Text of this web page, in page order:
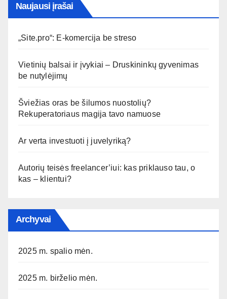
Naujausi įrašai
„Site.pro“: E-komercija be streso
Vietinių balsai ir įvykiai – Druskininkų gyvenimas
be nutylėjimų
Šviežias oras be šilumos nuostolių?
Rekuperatoriaus magija tavo namuose
Ar verta investuoti į juvelyriką?
Autorių teisės freelancer’iui: kas priklauso tau, o
kas – klientui?
Archyvai
2025 m. spalio mėn.
2025 m. birželio mėn.